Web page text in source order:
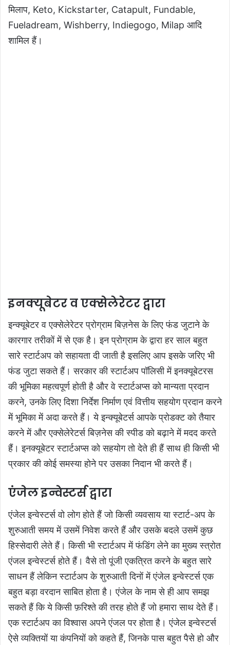
मिलाप, Keto, Kickstarter, Catapult, Fundable,
Fueladream, Wishberry, Indiegogo, Milap आदि
शामिल हैं।
इनक्यूबेटर व एक्सेलेरेटर द्वारा
इन्क्यूबेटर व एक्सेलेरेटर प्रोग्राम बिज़नेस के लिए फंड जुटाने के
कारगार तरीकों में से एक है। इन प्रोग्राम के द्वारा हर साल बहुत
सारे स्टार्टअप को सहायता दी जाती है इसलिए आप इसके जरिए भी
फंड जुटा सकते हैं। सरकार की स्टार्टअप पॉलिसी में इनक्यूबेटरस
की भूमिका महत्वपूर्ण होती है और वे स्टार्टअप्स को मान्यता प्रदान
करने, उनके लिए दिशा निर्देश निर्माण एवं वित्तीय सहयोग प्रदान करने
में भूमिका में अदा करते हैं। ये इन्क्यूबेटर्स आपके प्रोडक्ट को तैयार
करने में और एक्सेलेरेटर्स बिज़नेस की स्पीड को बढ़ाने में मदद करते
हैं। इनक्यूबेटर स्टार्टअप्स को सहयोग तो देते ही हैं साथ ही किसी भी
प्रकार की कोई समस्या होने पर उसका निदान भी करते हैं।
एंजेल इन्वेस्टर्स द्वारा
एंजेल इन्वेस्टर्स वो लोग होते हैं जो किसी व्यवसाय या स्टार्ट-अप के
शुरुआती समय में उसमें निवेश करते हैं और उसके बदले उसमें कुछ
हिस्सेदारी लेते हैं। किसी भी स्टार्टअप में फंडिंग लेने का मुख्य स्त्रोत
एंजल इन्वेस्टर्स होते हैं। वैसे तो पूंजी एकत्रित करने के बहुत सारे
साधन हैं लेकिन स्टार्टअप के शुरुआती दिनों में एंजेल इन्वेस्टर्स एक
बहुत बड़ा वरदान साबित होता है। एंजेल के नाम से ही आप समझ
सकते हैं कि ये किसी फ़रिश्ते की तरह होते हैं जो हमारा साथ देते हैं।
एक स्टार्टअप का विश्वास अपने एंजल पर होता है। एंजेल इन्वेस्टर्स
ऐसे व्यक्तियों या कंपनियों को कहते हैं, जिनके पास बहुत पैसे हो और